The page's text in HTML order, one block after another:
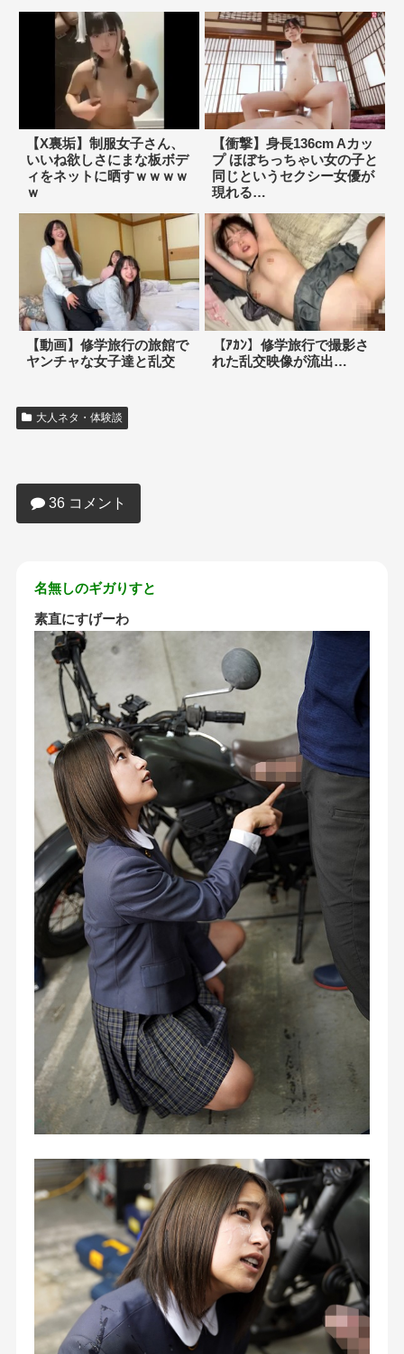
【X裏垢】制服女子さん、
いいね欲しさにまな板ボデ
ィをネットに晒すｗｗｗｗ
ｗ
【衝撃】身長136cm Aカッ
プ ほぼちっちゃい女の子と
同じというセクシー女優が
現れる…
【動画】修学旅行の旅館で
ヤンチャな女子達と乱交
【ｱｶﾝ】修学旅行で撮影さ
れた乱交映像が流出…
大人ネタ・体験談
優おるやん？
36 コメント
名無しのギガりすと
素直にすげーわ